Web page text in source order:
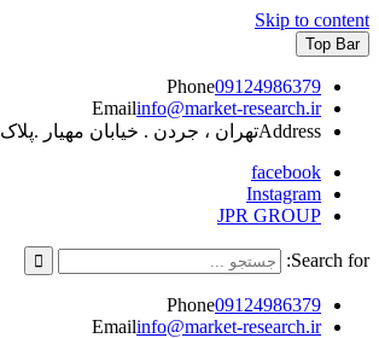
Skip to content
Top Bar
Phone09124986379
Emailinfo@market-research.ir
Addressتهران ، جردن . خیابان مهیار .پلاک2
facebook
Instagram
JPR GROUP
Search for:
Phone09124986379
Emailinfo@market-research.ir